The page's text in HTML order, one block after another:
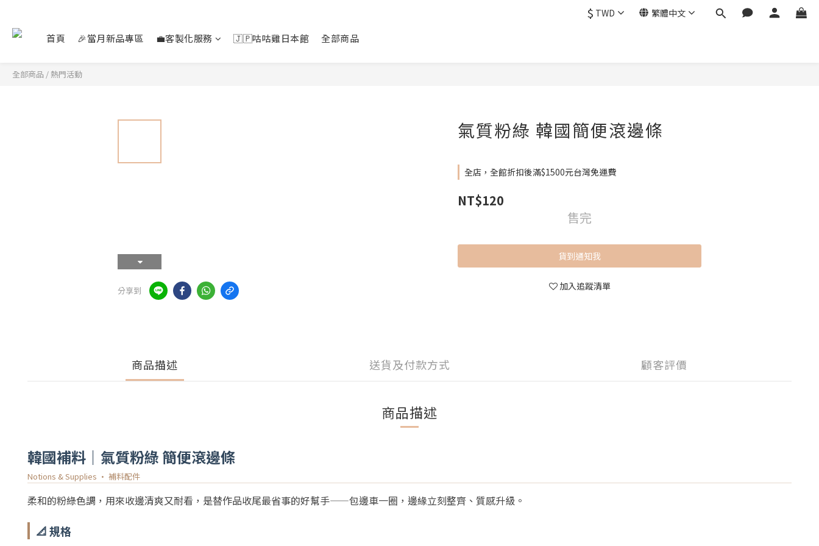
$ TWD 繁體中文
首頁 🎉當月新品專區 💼客製化服務 🇯🇵咕咕雞日本館 全部商品
全部商品 /熱門活動
分享到
氣質粉綠 韓國簡便滾邊條
全店，全館折扣後滿$1500元台灣免運費
NT$120
售完
貨到通知我
加入追蹤清單
商品描述 送貨及付款方式 顧客評價
商品描述
韓國補料｜氣質粉綠 簡便滾邊條
Notions & Supplies · 補料配件
柔和的粉綠色調，用來收邊清爽又耐看，是替作品收尾最省事的好幫手——包邊車一圈，邊緣立刻整齊、質感升級。
📐 規格